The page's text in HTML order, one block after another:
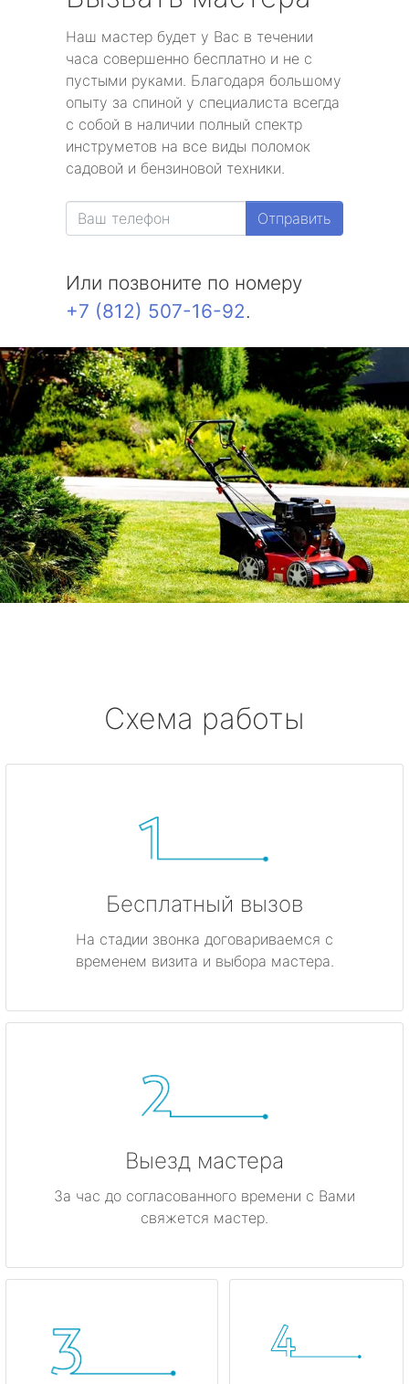
Наш мастер будет у Вас в течении
часа совершенно бесплатно и не с
пустыми руками. Благодаря большому
опыту за спиной у специалиста всегда
с собой в наличии полный спектр
инструметов на все виды поломок
садовой и бензиновой техники.
Отправить
Или позвоните по номеру
+7 (812) 507-16-92.
Схема работы
Бесплатный вызов
На стадии звонка договариваемся с
временем визита и выбора мастера.
Выезд мастера
За час до согласованного времени с Вами
свяжется мастер.